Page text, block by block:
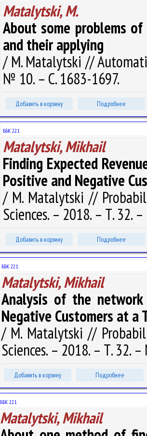
Matalytski, M.
About some problems
and their applying
/ M. Matalytski //
№ 10. – С. 1683-1697.
Добавить в корзину Подробнее
ББК 22.1
Matalytski, Mikhail
Finding Expected
Positive and Negative
/ M. Matalytski //
Sciences. – 2018. – Т. 32.
Добавить в корзину Подробнее
ББК 22.1
Matalytski, Mikhail
Analysis of the
Negative Customers at a
/ M. Matalytski //
Sciences. – 2018. – Т. 32.
Добавить в корзину Подробнее
ББК 22.1
Matalytski, Mikhail